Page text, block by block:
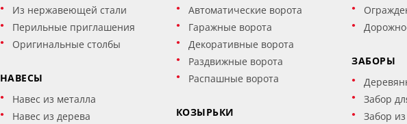
Из нержавеющей стали
Перильные приглашения
Оригинальные столбы
НАВЕСЫ
Навес из металла
Навес из дерева
Автоматические ворота
Гаражные ворота
Декоративные ворота
Раздвижные ворота
Распашные ворота
КОЗЫРЬКИ
ЗАБОРЫ
Забор
Забор